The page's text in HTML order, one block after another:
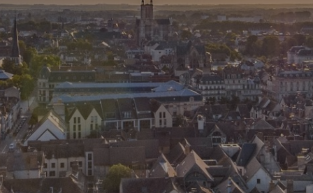
données
Troyes
Champagne
Métropole
-
accueil